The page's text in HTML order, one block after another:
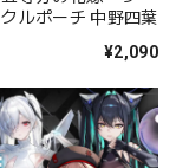
クルポーチ 中野四葉
¥2,090